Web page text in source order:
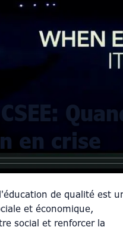
en crise
de qualité est
et économique,
social et renforcer la